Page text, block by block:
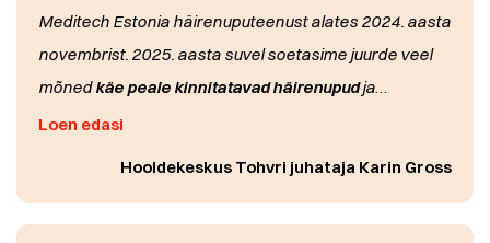
Meditech Estonia häirenuputeenust alates 2024. aasta
novembrist. 2025. aasta suvel soetasime juurde veel
mõnedkäe peale kinnitatavad häirenupudja
paigaldasime koos ettevõttega ka
Loen edasi
Hooldekeskus Tohvri juhataja Karin Gross